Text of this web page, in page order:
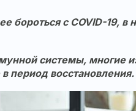
бороться с COVID-19,
системы, многие
период восстановления.